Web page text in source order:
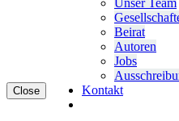
Close
Unser Team
Beirat
Autoren
Jobs
Kontakt